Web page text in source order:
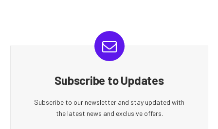
Subscribe to Updates
Subscribe to our newsletter and stay updated with
the latest news and exclusive offers.